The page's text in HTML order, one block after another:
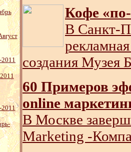
Кофе
В Санкт-
создания Музея
60 Примеров
online
В Москве
Marketing -